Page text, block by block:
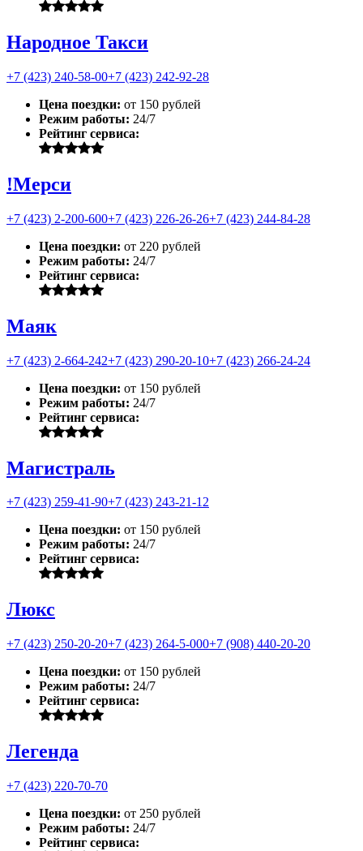
Народное Такси
+7 (423) 240-58-00+7 (423) 242-92-28
Цена поездки: от 150 рублей
Режим работы: 24/7
Рейтинг сервиса:
!Мерси
+7 (423) 2-200-600+7 (423) 226-26-26+7 (423) 244-84-28
Цена поездки: от 220 рублей
Режим работы: 24/7
Рейтинг сервиса:
Маяк
+7 (423) 2-664-242+7 (423) 290-20-10+7 (423) 266-24-24
Цена поездки: от 150 рублей
Режим работы: 24/7
Рейтинг сервиса:
Магистраль
+7 (423) 259-41-90+7 (423) 243-21-12
Цена поездки: от 150 рублей
Режим работы: 24/7
Рейтинг сервиса:
Люкс
+7 (423) 250-20-20+7 (423) 264-5-000+7 (908) 440-20-20
Цена поездки: от 150 рублей
Режим работы: 24/7
Рейтинг сервиса:
Легенда
+7 (423) 220-70-70
Цена поездки: от 250 рублей
Режим работы: 24/7
Рейтинг сервиса: